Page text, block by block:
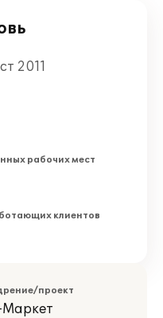
2011
рабочих мест
клиентов
проект